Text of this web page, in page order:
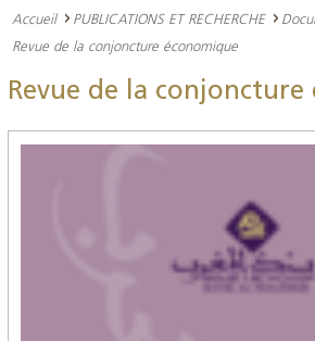
Accueil PUBLICATIONS ET RECHERCHE
Revue de la conjoncture économique
Revue de la conjoncture